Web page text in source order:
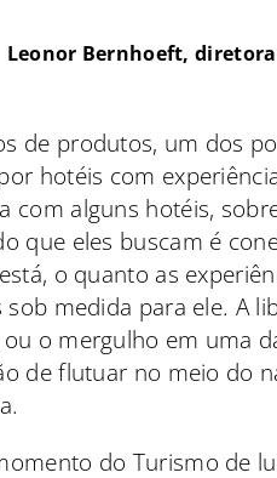
Leonor Bernhoeft,
de produtos, um dos
hotéis com
com alguns hotéis,
que eles buscam é
o quanto as
sob medida para ele. A
o mergulho em uma
de flutuar no meio do
do Turismo de